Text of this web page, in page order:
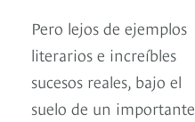
Pero lejos de ejemplos
literarios e increíbles
sucesos reales, bajo el
suelo de un importante